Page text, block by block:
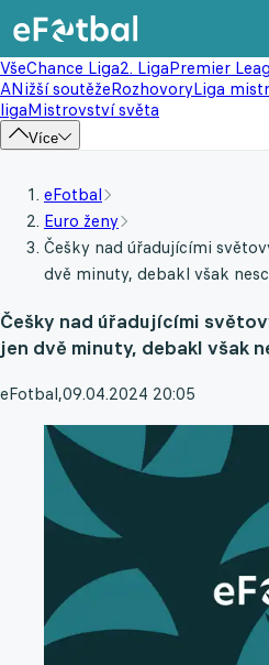
VšeChance Liga2. LigaPremier
ANižší soutěžeRozhovoryLiga
ligaMistrovství světa
Více
eFotbal
Euro ženy
Češky nad úřadujícími
dvě minuty, debakl však
Češky nad úřadujícími
jen dvě minuty, debakl však
eFotbal,09.04.2024 20:05